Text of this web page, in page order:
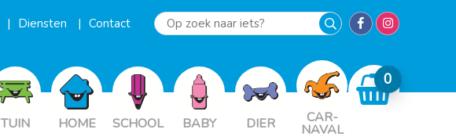
Diensten Contact
Op
iets?
TUIN HOME SCHOOL BABY DIER CAR-
NAVAL